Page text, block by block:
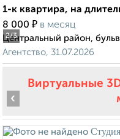
2/3
1-к квартира, на
8 000 ₽ в месяц
Центральный район,
Агентство, 31.07.2026
Виртуальные
‹